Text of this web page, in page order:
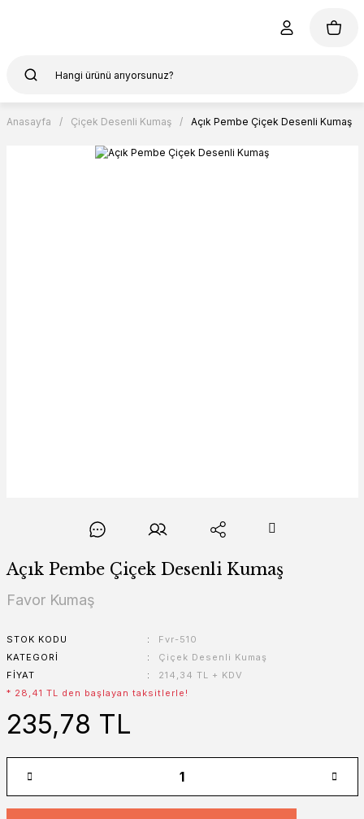
Anasayfa Çiçek Desenli Kumaş Açık Pembe Çiçek Desenli Kumaş
Açık Pembe Çiçek Desenli Kumaş
Favor Kumaş
STOK KODU
Fvr-510
KATEGORI
Çiçek Desenli Kumaş
FIYAT
214,34 TL + KDV
* 28,41 TL den başlayan taksitlerle!
235,78 TL